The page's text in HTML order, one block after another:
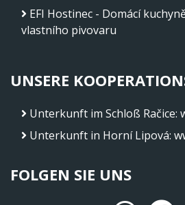
EFI Hostinec - Domácí
vlastního pivovaru
UNSERE
Unterkunft im Schloß Račice:
Unterkunft in Horní Lipová:
FOLGEN SIE UNS